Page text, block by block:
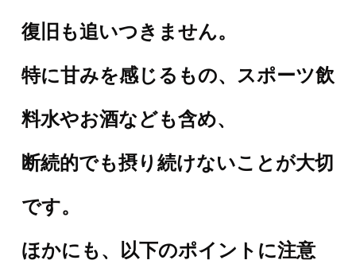
復旧も追いつきません。
特に甘みを感じるもの、スポーツ飲
料水やお酒なども含め、
断続的でも摂り続けないことが大切
です。
ほかにも、以下のポイントに注意